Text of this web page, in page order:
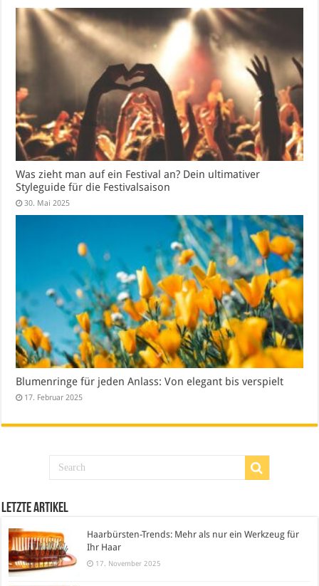
Was zieht man auf ein Festival an? Dein ultimativer
Styleguide für die Festivalsaison
30. Mai 2025
Blumenringe für jeden Anlass: Von elegant bis verspielt
17. Februar 2025
Letzte Artikel
Haarbürsten-Trends: Mehr als nur ein Werkzeug für
Ihr Haar
17. November 2025